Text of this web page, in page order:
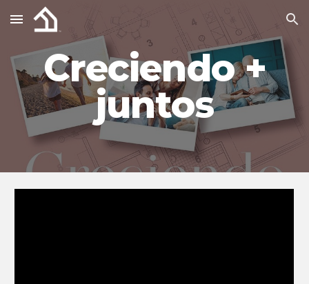
Skip to main content Skip to navigation
Creciendo +
juntos